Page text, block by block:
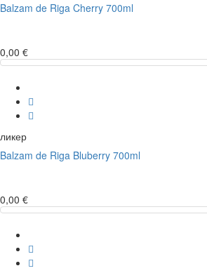
Balzam de Riga Cherry 700ml
0,00 €
ликер
Balzam de Riga Bluberry 700ml
0,00 €